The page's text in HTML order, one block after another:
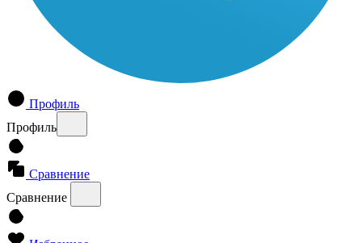
Профиль
Профиль
Сравнение
Сравнение